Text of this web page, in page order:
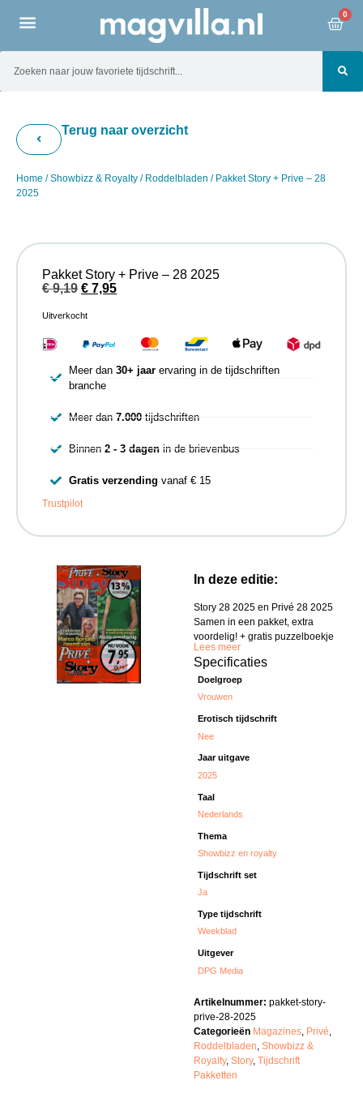
0
Terug naar overzicht
Home /Showbizz & Royalty / Roddelbladen / Pakket Story + Prive – 28
2025
In deze editie:
Story 28 2025 en Privé 28 2025
Samen in een pakket, extra
voordelig! + gratis puzzelboekje
Lees meer
Specificaties
Doelgroep
Vrouwen
Erotisch tijdschrift
Nee
Jaar uitgave
2025
Taal
Nederlands
Thema
Showbizz en royalty
Tijdschrift set
Ja
Type tijdschrift
Weekblad
Uitgever
DPG Media
Artikelnummer: pakket-story-
prive-28-2025
Categorieën Magazines, Privé,
Roddelbladen, Showbizz &
Royalty, Story, Tijdschrift
Pakketten
Pakket Story + Prive – 28 2025
€9,19 € 7,95
Uitverkocht
Meer dan 30+ jaarervaring in de tijdschriften
branche
Meer dan 7.000tijdschriften
Binnen 2 - 3 dagenin de brievenbus
Gratis verzending vanaf € 15
Trustpilot